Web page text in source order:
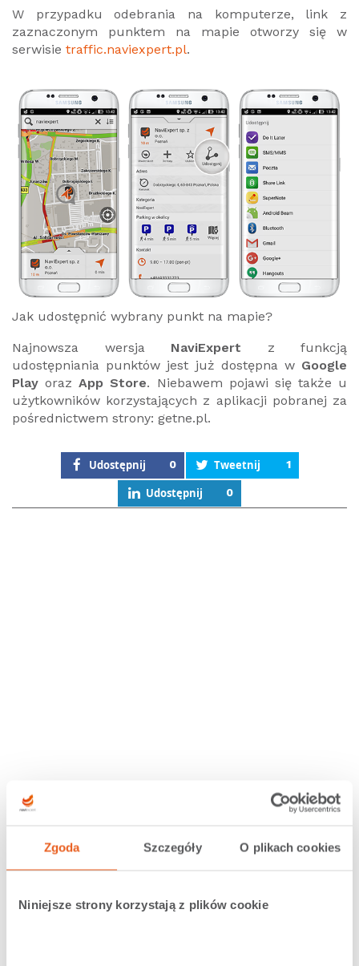
Zgoda Szczegóły O plikach cookies
Niniejsze strony korzystają z plików cookie
W przypadku odebrania na komputerze, link z
zaznaczonym punktem na mapie otworzy się w
serwisie traffic.naviexpert.pl.
Jak udostępnić wybrany punkt na mapie?
Najnowsza wersja NaviExpert z funkcją
udostępniania punktów jest już dostępna w Google
Play oraz App Store. Niebawem pojawi się także u
użytkowników korzystających z aplikacji pobranej za
pośrednictwem strony: getne.pl.
Udostępnij 0 Tweetnij 1
Udostępnij 0